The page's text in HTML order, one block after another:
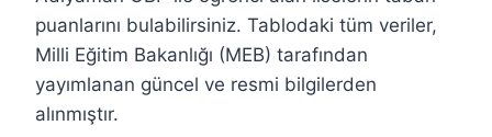
puanlarını bulabilirsiniz. Tablodaki tüm veriler,
Milli Eğitim Bakanlığı (MEB) tarafından
yayımlanan güncel ve resmi bilgilerden
alınmıştır.